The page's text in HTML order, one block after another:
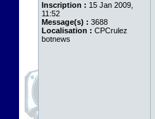
Inscription : 15 Jan 2009,
11:52
Message(s) : 3688
Localisation : CPCrulez
botnews